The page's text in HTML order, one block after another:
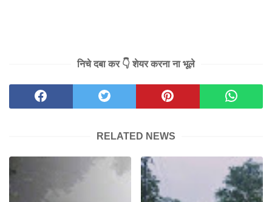
निचे दबा कर 👇 शेयर करना ना भूले
RELATED NEWS